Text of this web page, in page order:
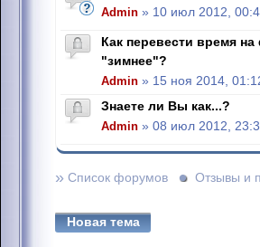
Admin » 10 июл 2012,
Как перевести время
"зимнее"?
Admin » 15 ноя 2014,
Знаете ли Вы как...?
Admin » 08 июл 2012,
» Список форумов Отзывы и
Новая тема